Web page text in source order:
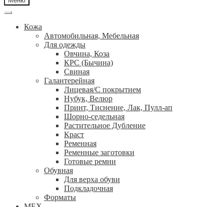
Кожа
Автомобильная, Мебельная
Для одежды
Овчина, Коза
КРС (Бычина)
Свиная
Галантерейная
Лицевая/С покрытием
Нубук, Велюр
Принт, Тиснение, Лак, Пулл-ап
Шорно-седельная
Растительное Дубление
Краст
Ременная
Ременные заготовки
Готовые ремни
Обувная
Для верха обуви
Подкладочная
Форматы